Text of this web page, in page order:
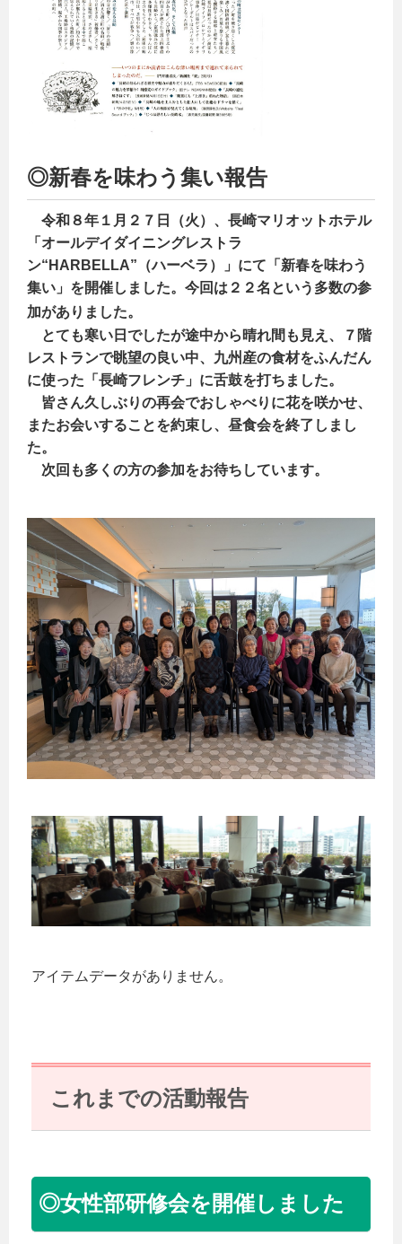
◎新春を味わう集い報告
令和８年１月２７日（火）、長崎マリオットホテル
「オールデイダイニングレストラ
ン“HARBELLA”（ハーベラ）」にて「新春を味わう
集い」を開催しました。今回は２２名という多数の参
加がありました。
とても寒い日でしたが途中から晴れ間も見え、７階
レストランで眺望の良い中、九州産の食材をふんだん
に使った「長崎フレンチ」に舌鼓を打ちました。
皆さん久しぶりの再会でおしゃべりに花を咲かせ、
またお会いすることを約束し、昼食会を終了しまし
た。
次回も多くの方の参加をお待ちしています。
アイテムデータがありません。
これまでの活動報告
◎女性部研修会を開催しました